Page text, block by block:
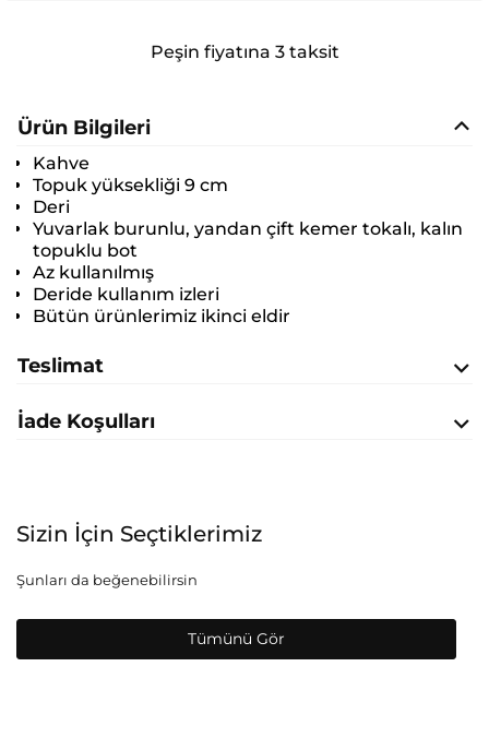
Peşin fiyatına 3 taksit
Ürün Bilgileri
Kahve
Topuk yüksekliği 9 cm
Deri
Yuvarlak burunlu, yandan çift kemer tokalı, kalın
topuklu bot
Az kullanılmış
Deride kullanım izleri
Bütün ürünlerimiz ikinci eldir
Teslimat
İade Koşulları
Sizin İçin Seçtiklerimiz
Şunları da beğenebilirsin
Tümünü Gör